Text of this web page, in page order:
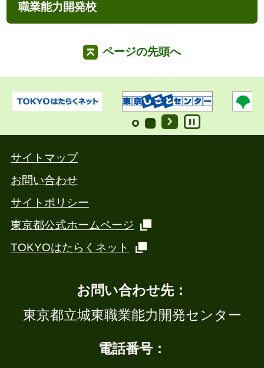
職業能力開発校
ページの先頭へ
サイトマップ
お問い合わせ
サイトポリシー
東京都公式ホームページ
TOKYOはたらくネット
お問い合わせ先：
東京都立城東職業能力開発センター
電話番号：